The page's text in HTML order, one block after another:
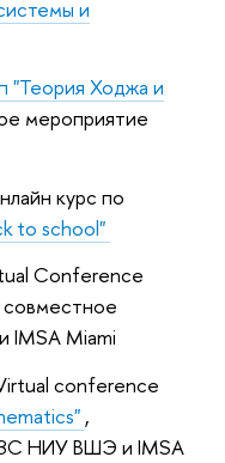
и
"Теория Ходжа и
мероприятие
курс по
to school"
Conference
совместное
Miami
conference
,
НИУ ВШЭ и IMSA